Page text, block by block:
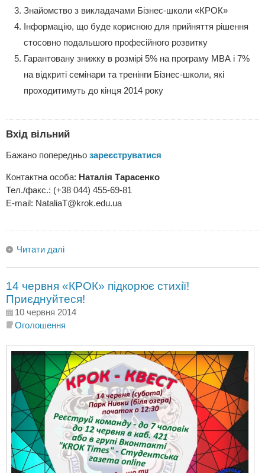
Знайомство з викладачами Бізнес-школи «КРОК»
Інформацію, що буде корисною для прийняття рішення
стосовно подальшого професійного розвитку
Гарантовану знижку в розмірі 5% на програму МВА і 7%
на відкриті семінари та тренінги Бізнес-школи, які
проходитимуть до кінця 2014 року
Вхід вільний
Бажано попередньо зареєструватися
Контактна особа: Наталія Тарасенко
Тел./факс.: (+38 044) 455-69-81
Е-mail: NataliaT@krok.edu.ua
Читати далі
14 червня «КРОК» підкорює стихії!
Приєднуйтеся!
10 червня 2014
Оголошення